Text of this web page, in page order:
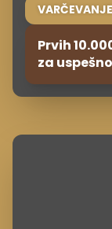
VARČEVANJE
Prvih
za